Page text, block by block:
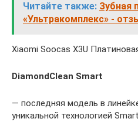
Читайте также: Зубная
«Ультракомплекс» -
Xiaomi Soocas X3U
DiamondClean Smart
— последняя модель в
уникальной технологией